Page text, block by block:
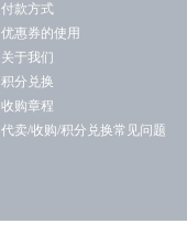
付款方式
优惠券的使用
关于我们
积分兑换
收购章程
代卖/收购/积分兑换常见问题